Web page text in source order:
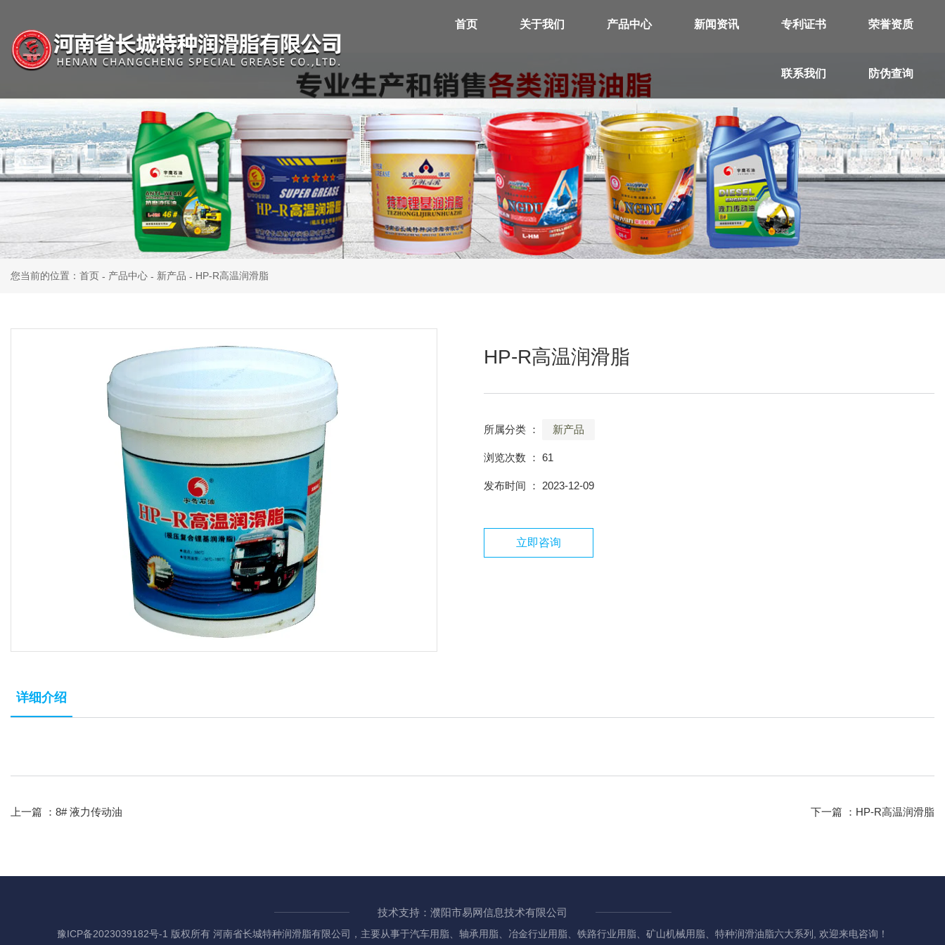
首页 关于我们 产品中心 新闻资讯 专利证书 荣誉资质
联系我们 防伪查询
您当前的位置：首页 - 产品中心 - 新产品 - HP-R高温润滑脂
HP-R高温润滑脂
所属分类 ： 新产品
浏览次数 ： 61
发布时间 ： 2023-12-09
立即咨询
详细介绍
上一篇 ： 8# 液力传动油 下一篇 ： HP-R高温润滑脂
技术支持：濮阳市易网信息技术有限公司
豫ICP备2023039182号-1 版权所有 河南省长城特种润滑脂有限公司，主要从事于汽车用脂、轴承用脂、冶金行业用脂、铁路行业用脂、矿山机械用脂、特种润滑油脂六大系列, 欢迎来电咨询！